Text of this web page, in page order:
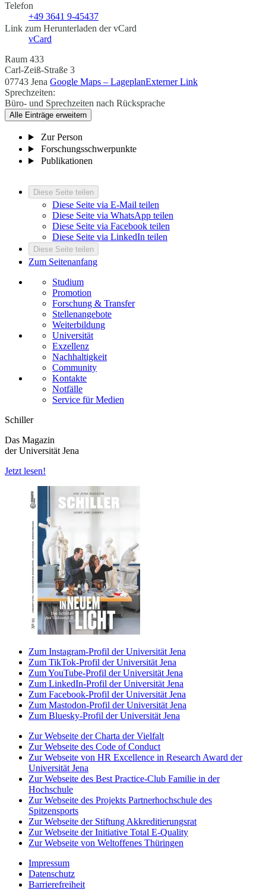
Telefon
+49 3641 9-45437
Link zum Herunterladen der vCard
vCard
Raum 433
Carl-Zeiß-Straße 3
07743 Jena Google Maps – LageplanExterner Link
Sprechzeiten:
Büro- und Sprechzeiten nach Rücksprache
Alle Einträge erweitern
Zur Person
Forschungsschwerpunkte
Publikationen
Diese Seite teilen
Diese Seite via E-Mail teilen
Diese Seite via WhatsApp teilen
Diese Seite via Facebook teilen
Diese Seite via LinkedIn teilen
Diese Seite teilen
Zum Seitenanfang
Studium
Promotion
Forschung & Transfer
Stellenangebote
Weiterbildung
Universität
Exzellenz
Nachhaltigkeit
Community
Kontakte
Notfälle
Service für Medien
Schiller
Das Magazin
der Universität Jena
Jetzt lesen!
Zum Instagram-Profil der Universität Jena
Zum TikTok-Profil der Universität Jena
Zum YouTube-Profil der Universität Jena
Zum LinkedIn-Profil der Universität Jena
Zum Facebook-Profil der Universität Jena
Zum Mastodon-Profil der Universität Jena
Zum Bluesky-Profil der Universität Jena
Zur Webseite der Charta der Vielfalt
Zur Webseite des Code of Conduct
Zur Webseite von HR Excellence in Research Award der
Universität Jena
Zur Webseite des Best Practice-Club Familie in der
Hochschule
Zur Webseite des Projekts Partnerhochschule des
Spitzensports
Zur Webseite der Stiftung Akkreditierungsrat
Zur Webseite der Initiative Total E-Quality
Zur Webseite von Weltoffenes Thüringen
Impressum
Datenschutz
Barrierefreiheit